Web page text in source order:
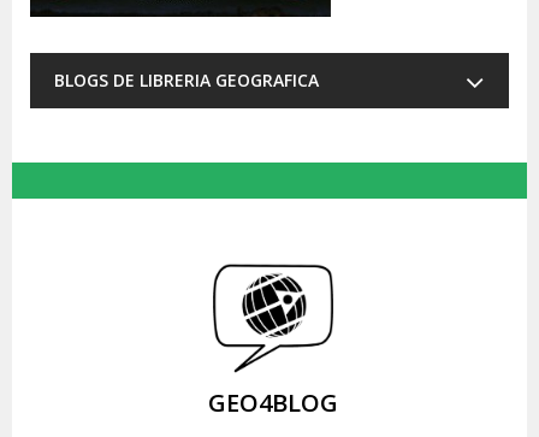
BLOGS DE LIBRERIA GEOGRAFICA
GEO4BLOG